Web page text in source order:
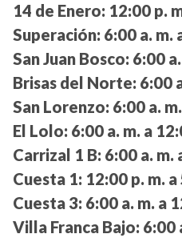
14 de Enero: 12:00 p.
Superación: 6:00 a. m.
San Juan Bosco: 6:00
Brisas del Norte: 6:00
San Lorenzo: 6:00 a.
El Lolo: 6:00 a. m. a
Carrizal 1 B: 6:00 a. m.
Cuesta 1: 12:00 p. m. a
Cuesta 3: 6:00 a. m. a
Villa Franca Bajo: 6:00